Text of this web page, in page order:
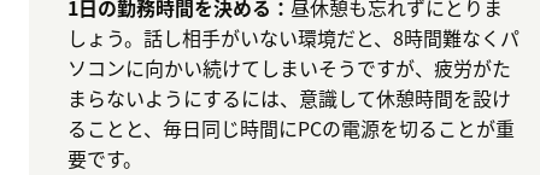
1日の勤務時間を決める： 昼休憩も忘れずにとりま
しょう。話し相手がいない環境だと、8時間難なくパ
ソコンに向かい続けてしまいそうですが、疲労がた
まらないようにするには、意識して休憩時間を設け
ることと、毎日同じ時間にPCの電源を切ることが重
要です。